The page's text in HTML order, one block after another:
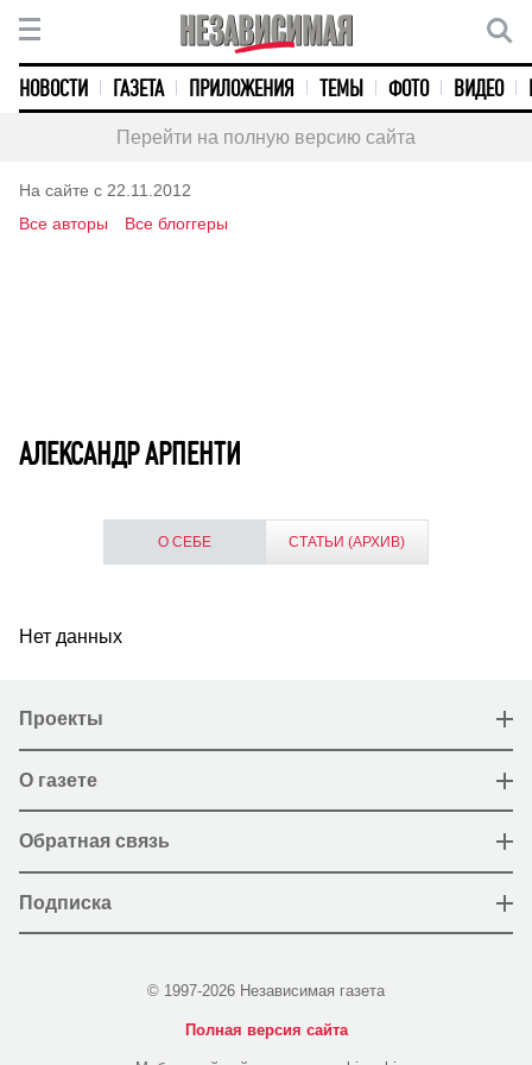
НОВОСТИ ГАЗЕТА ПРИЛОЖЕНИЯ ТЕМЫ ФОТО ВИДЕО
Перейти на полную версию сайта
На сайте с 22.11.2012
Все авторы
Все блоггеры
АЛЕКСАНДР АРПЕНТИ
О СЕБЕ СТАТЬИ (АРХИВ)
Нет данных
Проекты
О газете
Обратная связь
Подписка
© 1997-2026 Независимая газета
Полная версия сайта